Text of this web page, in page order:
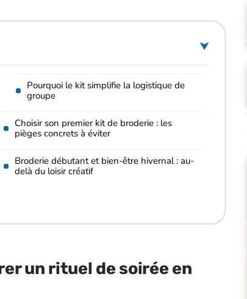
Pourquoi le kit simplifie la logistique de
groupe
Choisir son premier kit de broderie : les
pièges concrets à éviter
Broderie débutant et bien-être hivernal : au-
delà du loisir créatif
un rituel de soirée en